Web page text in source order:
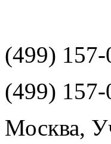
(499)
(499)
Москва,